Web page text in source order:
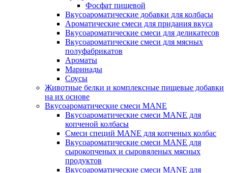
Фосфат пищевой
Вкусоароматические добавки для колбасы
Ароматические смеси для придания вкуса
Вкусоароматические смеси для деликатесов
Вкусоароматические смеси для мясных
полуфабрикатов
Ароматы
Маринады
Соусы
Животные белки и комплексные пищевые добавки
на их основе
Вкусоароматические смеси MANE
Вкусоароматические смеси MANE для
копченой колбасы
Смеси специй MANE для копченых колбас
Вкусоароматические смеси MANE для
сырокопченых и сыровяленых мясных
продуктов
Вкусоароматические смеси MANE для